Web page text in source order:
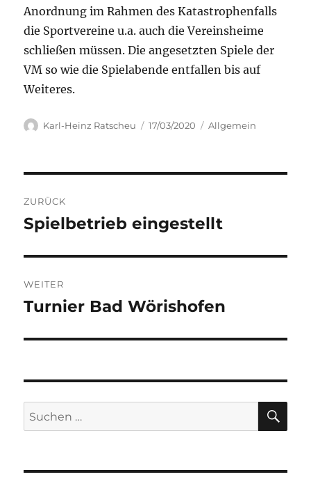
Anordnung im Rahmen des Katastrophenfalls
die Sportvereine u.a. auch die Vereinsheime
schließen müssen. Die angesetzten Spiele der
VM so wie die Spielabende entfallen bis auf
Weiteres.
Autor
Karl-Heinz Ratscheu
Veröffentlicht
17/03/2020 Kategorien
Allgemein
ZURÜCK
Vorheriger
Spielbetrieb eingestellt
WEITER
Nächster
Turnier Bad Wörishofen
Suchen
nach: